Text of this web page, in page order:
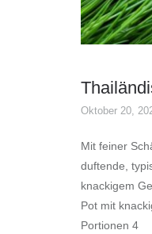
Oktober 20,
Mit feiner
duftende,
knackigem
Pot mit
Portionen 4